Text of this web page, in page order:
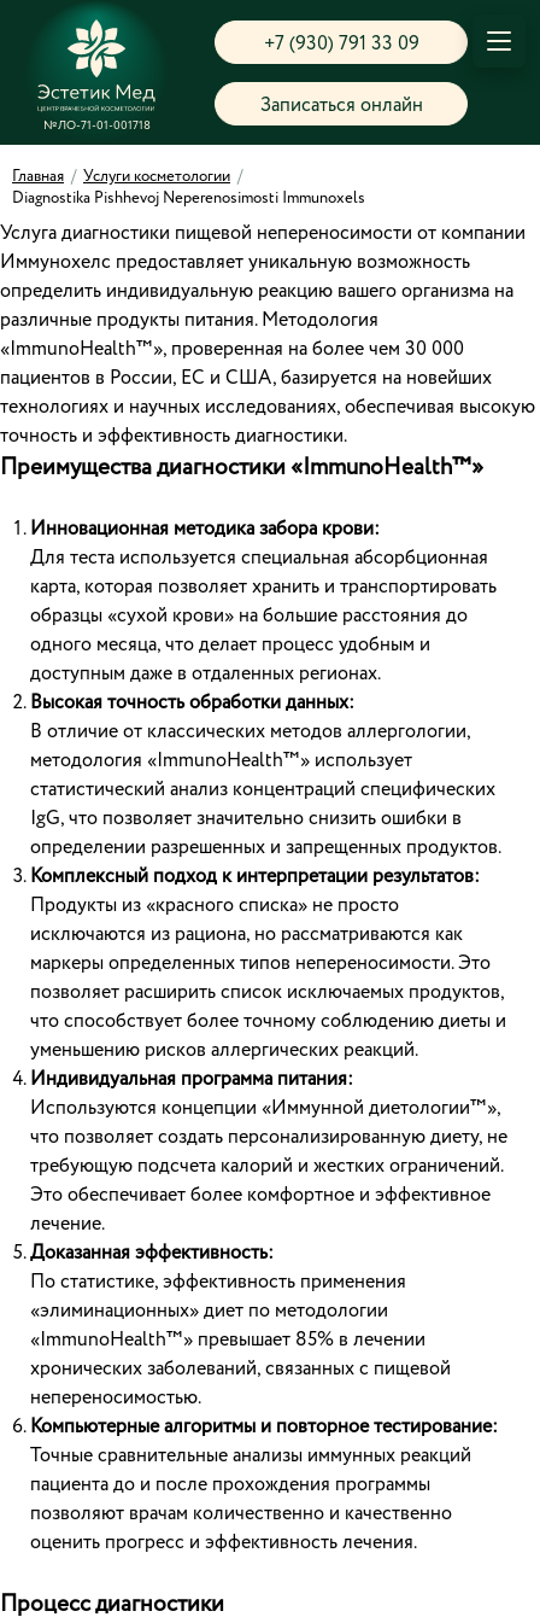
+7 (930) 791 33 09
№ЛО-71-01-001718
Записаться онлайн
Главная / Услуги косметологии /
Diagnostika Pishhevoj Neperenosimosti Immunoxels
Услуга диагностики пищевой непереносимости от компании
Иммунохелс предоставляет уникальную возможность
определить индивидуальную реакцию вашего организма на
различные продукты питания. Методология
«ImmunoHealth™», проверенная на более чем 30 000
пациентов в России, ЕС и США, базируется на новейших
технологиях и научных исследованиях, обеспечивая высокую
точность и эффективность диагностики.
Преимущества диагностики «ImmunoHealth™»
Инновационная методика забора крови:
Для теста используется специальная абсорбционная
карта, которая позволяет хранить и транспортировать
образцы «сухой крови» на большие расстояния до
одного месяца, что делает процесс удобным и
доступным даже в отдаленных регионах.
Высокая точность обработки данных:
В отличие от классических методов аллергологии,
методология «ImmunoHealth™» использует
статистический анализ концентраций специфических
IgG, что позволяет значительно снизить ошибки в
определении разрешенных и запрещенных продуктов.
Комплексный подход к интерпретации результатов:
Продукты из «красного списка» не просто
исключаются из рациона, но рассматриваются как
маркеры определенных типов непереносимости. Это
позволяет расширить список исключаемых продуктов,
что способствует более точному соблюдению диеты и
уменьшению рисков аллергических реакций.
Индивидуальная программа питания:
Используются концепции «Иммунной диетологии™»,
что позволяет создать персонализированную диету, не
требующую подсчета калорий и жестких ограничений.
Это обеспечивает более комфортное и эффективное
лечение.
Доказанная эффективность:
По статистике, эффективность применения
«элиминационных» диет по методологии
«ImmunoHealth™» превышает 85% в лечении
хронических заболеваний, связанных с пищевой
непереносимостью.
Компьютерные алгоритмы и повторное тестирование:
Точные сравнительные анализы иммунных реакций
пациента до и после прохождения программы
позволяют врачам количественно и качественно
оценить прогресс и эффективность лечения.
Процесс диагностики